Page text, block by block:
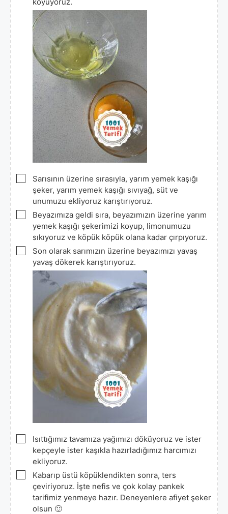
▢
Sarısının üzerine sırasıyla, yarım yemek kaşığı
şeker, yarım yemek kaşığı sıvıyağ, süt ve
unumuzu ekliyoruz karıştırıyoruz.
▢
Beyazımıza geldi sıra, beyazımızın üzerine yarım
yemek kaşığı şekerimizi koyup, limonumuzu
sıkıyoruz ve köpük köpük olana kadar çırpıyoruz.
▢
Son olarak sarımızın üzerine beyazımızı yavaş
yavaş dökerek karıştırıyoruz.
▢
Isıttığımız tavamıza yağımızı döküyoruz ve ister
kepçeyle ister kaşıkla hazırladığımız harcımızı
ekliyoruz.
▢
Kabarıp üstü köpüklendikten sonra, ters
çeviriyoruz. İşte nefis ve çok kolay pankek
tarifimiz yenmeye hazır. Deneyenlere afiyet şeker
olsun 🙂